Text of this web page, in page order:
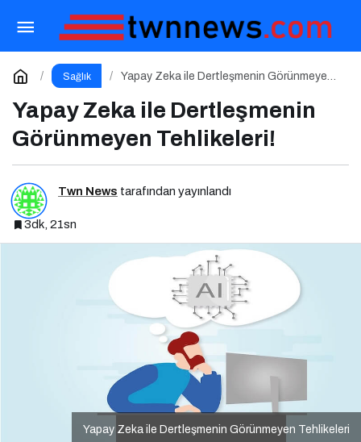
Sağlık
Yapay Zeka ile Dertleşmenin Görünmeyen
Yapay Zeka ile Dertleşmenin
Görünmeyen Tehlikeleri!
Twn News tarafından yayınlandı
3dk, 21sn
Yapay Zeka ile Dertleşmenin Görünmeyen Tehlikeleri
Kilo Almak İstiyorum: Sağlıklı Kilo Almanın
Yolları
Yorum Yap